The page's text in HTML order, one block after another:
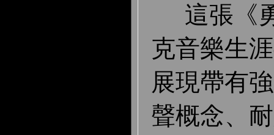
這張《
克音樂生
展現帶有
聲概念、